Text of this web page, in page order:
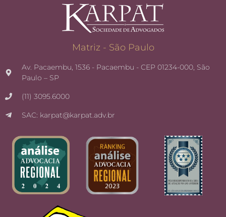
Matriz - São Paulo
Av. Pacaembu, 1536 - Pacaembu - CEP 01234-000, São
Paulo – SP
(11) 3095.6000
SAC: karpat@karpat.adv.br